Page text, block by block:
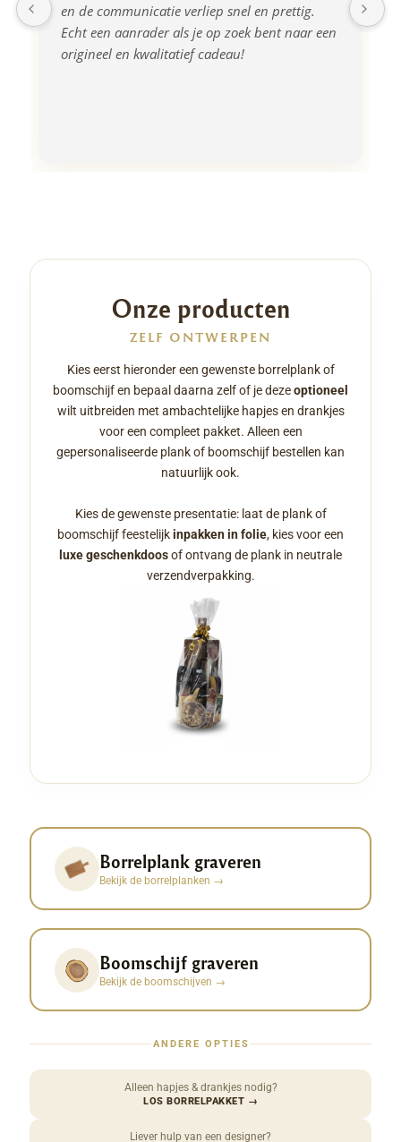
en de communicatie verliep snel en prettig.
Echt een aanrader als je op zoek bent naar een
origineel en kwalitatief cadeau!
Onze producten
ZELF ONTWERPEN
Kies eerst hieronder een gewenste borrelplank of
boomschijf en bepaal daarna zelf of je dezeoptioneel
wilt uitbreiden met ambachtelijke hapjes en drankjes
voor een compleet pakket. Alleen een
gepersonaliseerde plank of boomschijf bestellen kan
natuurlijk ook.
Kies de gewenste presentatie: laat de plank of
boomschijf feestelijkinpakken in folie, kies voor een
luxe geschenkdoosof ontvang de plank in neutrale
verzendverpakking.
Borrelplank graveren
Bekijk de borrelplanken →
Boomschijf graveren
Bekijk de boomschijven →
ANDERE OPTIES
Alleen hapjes & drankjes nodig?
LOS BORRELPAKKET →
Liever hulp van een designer?